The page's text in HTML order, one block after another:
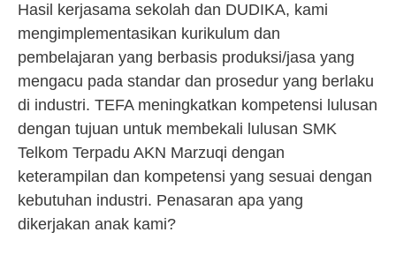
Hasil kerjasama sekolah dan DUDIKA, kami
mengimplementasikan kurikulum dan
pembelajaran yang berbasis produksi/jasa yang
mengacu pada standar dan prosedur yang berlaku
di industri. TEFA meningkatkan kompetensi lulusan
dengan tujuan untuk membekali lulusan SMK
Telkom Terpadu AKN Marzuqi dengan
keterampilan dan kompetensi yang sesuai dengan
kebutuhan industri. Penasaran apa yang
dikerjakan anak kami?